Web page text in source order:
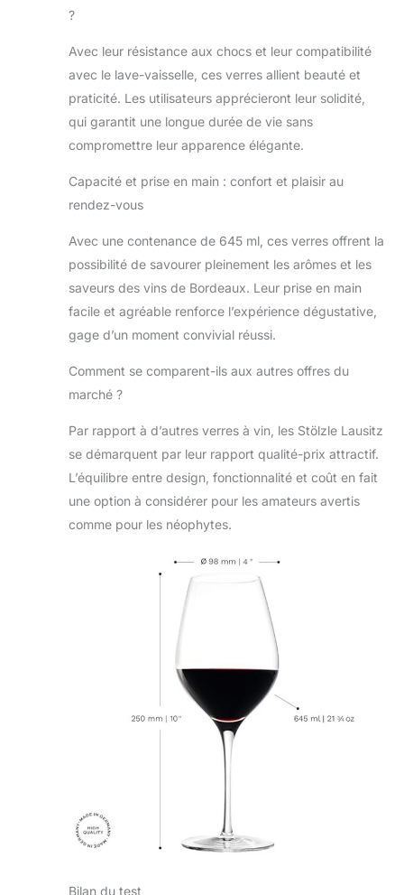
vaisselle, ils
brillance lavage
après lavage. Pour
Toute Occasion :
Sublimez vos
ou relaxants grâce
sophistiqué.
d'Excellence :
Depuis 1889,
Stölzle Lausitz
incarne
la fabrication du
innovation.
?
Avec leur résistance aux chocs et leur compatibilité
avec le lave-vaisselle, ces verres allient beauté et
praticité. Les utilisateurs apprécieront leur solidité,
qui garantit une longue durée de vie sans
compromettre leur apparence élégante.
Capacité et prise en main : confort et plaisir au
rendez-vous
Avec une contenance de 645 ml, ces verres offrent la
possibilité de savourer pleinement les arômes et les
saveurs des vins de Bordeaux. Leur prise en main
facile et agréable renforce l’expérience dégustative,
gage d’un moment convivial réussi.
Comment se comparent-ils aux autres offres du
marché ?
Par rapport à d’autres verres à vin, les Stölzle Lausitz
se démarquent par leur rapport qualité-prix attractif.
L’équilibre entre design, fonctionnalité et coût en fait
une option à considérer pour les amateurs avertis
comme pour les néophytes.
Bilan du test